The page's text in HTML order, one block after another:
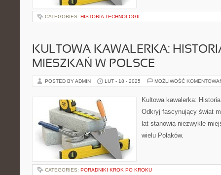
CATEGORIES: HISTORIA TECHNOLOGII
KULTOWA KAWALERKA:
MIESZKAŃ W POLSCE
POSTED BY ADMIN LUT - 18 - 2025 MOŻLIWOŚĆ
Kultowa kawalerka:
Odkryj fascynujący świat
lat stanowią niezwykłe
wielu Polaków.
CATEGORIES: PORADNIKI KROK PO KROKU